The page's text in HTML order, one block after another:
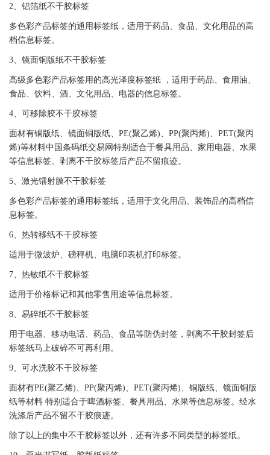
2、铝箔纸不干胶标签
多色彩产品标签的通用标签纸，适用于药品、食品、文化用品的高
档信息标签。
3、镜面铜版纸不干胶标签
高级多色彩产品标签用的高光泽度标签纸 ，适用于药品、食用油、
食品、饮料、酒、文化用品、电器的信息标签。
4、可移除胶不干胶标签
面材有铜版纸、镜面铜版纸、PE(聚乙烯)、PP(聚丙烯)、 PET(聚丙
烯)等材料中国条码纸交易网特别适合于餐具用品、家用电器、水果
等信息标签。剥离不干胶标签后产品不留痕迹。
5、激光镭射膜不干胶标签
多色彩产品标签的通用标签纸，适用于文化用品、装饰品的高档信
息标签。
6、热转移纸不干胶标签
适用于微波炉、磅秤机、电脑印表机打印标签。
7、 热敏纸不干胶标签
适用于价格标记和其他零售用途等信息标签。
8、易碎纸不干胶标签
用于电器、移动电话、药品、食品等防伪封签，剥离不干胶封签后
标签纸马上破碎不可再利用。
9、可水洗胶不干胶标签
面材有PE(聚乙烯)、PP(聚丙烯)、 PET(聚丙烯)、铜版纸、镜面铜版
纸等材料 特别适合于啤酒标签、餐具用品、水果等信息标签。经水
洗涤后产品不留不干胶痕迹。
除了以上的集中不干胶标签以外，还有许多不同类型的标签纸。